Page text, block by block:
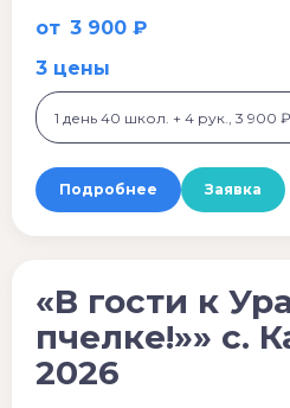
от 3 900 ₽
3 цены
1 день 40 школ. + 4 рук., 3 900 ₽
Подробнее Заявка
«В гости к
пчелке!»» с.
2026